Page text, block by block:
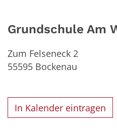
Grundschule Am
Zum Felseneck 2
55595 Bockenau
In Kalender eintragen